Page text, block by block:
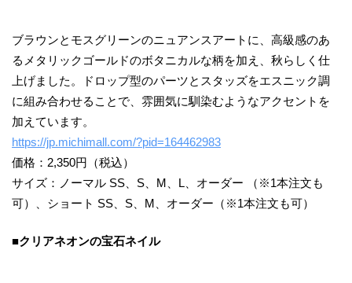
ブラウンとモスグリーンのニュアンスアートに、高級感のあ
るメタリックゴールドのボタニカルな柄を加え、秋らしく仕
上げました。ドロップ型のパーツとスタッズをエスニック調
に組み合わせることで、雰囲気に馴染むようなアクセントを
加えています。
https://jp.michimall.com/?pid=164462983
価格：2,350円（税込）
サイズ：ノーマル SS、S、M、L、オーダー （※1本注文も
可）、ショート SS、S、M、オーダー（※1本注文も可）
■クリアネオンの宝石ネイル